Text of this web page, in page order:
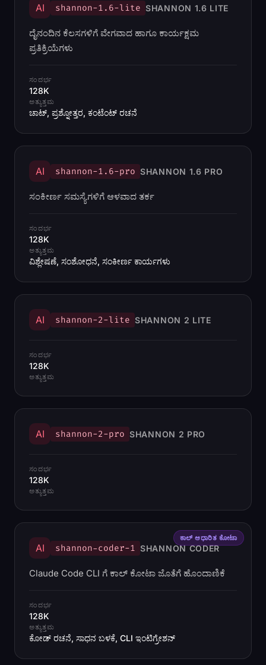
AI shannon-1.6-lite SHANNON 1.6 LITE
ದೈನಂದಿನ ಕೆಲಸಗಳಿಗೆ ವೇಗವಾದ ಹಾಗೂ ಕಾರ್ಯಕ್ಷಮ
ಪ್ರತಿಕ್ರಿಯೆಗಳು
ಸಂದರ್ಭ
128K
ಅತ್ಯುತ್ತಮ
ಚಾಟ್, ಪ್ರಶ್ನೋತ್ತರ, ಕಂಟೆಂಟ್ ರಚನೆ
AI shannon-1.6-pro SHANNON 1.6 PRO
ಸಂಕೀರ್ಣ ಸಮಸ್ಯೆಗಳಿಗೆ ಆಳವಾದ ತರ್ಕ
ಸಂದರ್ಭ
128K
ಅತ್ಯುತ್ತಮ
ವಿಶ್ಲೇಷಣೆ, ಸಂಶೋಧನೆ, ಸಂಕೀರ್ಣ ಕಾರ್ಯಗಳು
AI shannon-2-lite SHANNON 2 LITE
ಸಂದರ್ಭ
128K
ಅತ್ಯುತ್ತಮ
AI shannon-2-pro SHANNON 2 PRO
ಸಂದರ್ಭ
128K
ಅತ್ಯುತ್ತಮ
AI shannon-coder-1 SHANNON CODER
Claude Code CLI ಗೆ ಕಾಲ್ ಕೋಟಾ ಜೊತೆಗೆ ಹೊಂದಾಣಿಕೆ
ಸಂದರ್ಭ
128K
ಅತ್ಯುತ್ತಮ
ಕೋಡ್ ರಚನೆ, ಸಾಧನ ಬಳಕೆ, CLI ಇಂಟಿಗ್ರೇಶನ್
ಕಾಲ್ ಆಧಾರಿತ ಕೋಟಾ